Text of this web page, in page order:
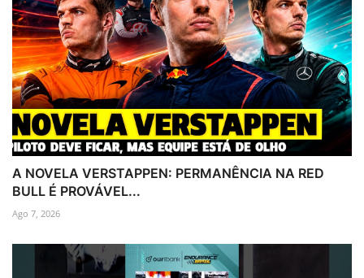
A NOVELA VERSTAPPEN: PERMANÊNCIA NA RED
BULL É PROVÁVEL...
Ago 7, 2026